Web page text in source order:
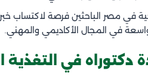
في مصر الباحثين فرصة لاكتساب
في المجال الأكاديمي والمهني.
دكتوراه في التغذية